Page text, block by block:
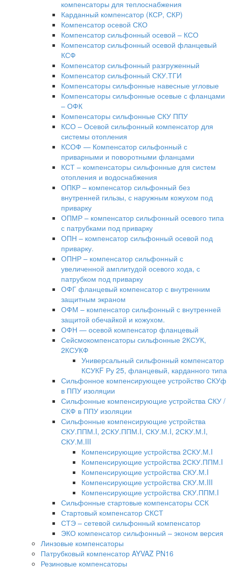
компенсаторы для теплоснабжения
Карданный компенсатор (КСР, СКР)
Компенсатор осевой СКО
Компенсатор сильфонный осевой – КСО
Компенсатор сильфонный осевой фланцевый
КСФ
Компенсатор сильфонный разгруженный
Компенсатор сильфонный СКУ.ТГИ
Компенсаторы сильфонные навесные угловые
Компенсаторы сильфонные осевые с фланцами
– ОФК
Компенсаторы сильфонные СКУ ППУ
КСО – Осевой сильфонный компенсатор для
системы отопления
КСОФ — Компенсатор сильфонный с
приварными и поворотными фланцами
КСТ – компенсаторы сильфонные для систем
отопления и водоснабжения
ОПКР – компенсатор сильфонный без
внутренней гильзы, с наружным кожухом под
приварку
ОПМР – компенсатор сильфонный осевого типа
с патрубками под приварку
ОПН – компенсатор сильфонный осевой под
приварку.
ОПНР – компенсатор сильфонный с
увеличенной амплитудой осевого хода, с
патрубком под приварку
ОФГ фланцевый компенсатор с внутренним
защитным экраном
ОФМ – компенсатор сильфонный с внутренней
защитой обечайкой и кожухом.
ОФН — осевой компенсатор фланцевый
Сейсмокомпенсаторы сильфонные 2КСУК,
2КСУКФ
Универсальный сильфонный компенсатор
КСУКF Ру 25, фланцевый, карданного типа
Сильфонное компенсирующее устройство СКУф
в ППУ изоляции
Сильфонные компенсирующие устройства СКУ /
СКФ в ППУ изоляции
Сильфонные компенсирующие устройства
СКУ.ППМ.I, 2СКУ.ППМ.I, СКУ.М.I, 2СКУ.М.I,
СКУ.М.III
Компенсирующие устройства 2СКУ.М.I
Компенсирующие устройства 2СКУ.ППМ.I
Компенсирующие устройства СКУ.М.I
Компенсирующие устройства СКУ.М.III
Компенсирующие устройства СКУ.ППМ.I
Сильфонные стартовые компенсаторы ССК
Стартовый компенсатор СКСТ
СТЭ – сетевой сильфонный компенсатор
ЭКО компенсатор сильфонный – эконом версия
Линзовые компенсаторы
Патрубковый компенсатор AYVAZ PN16
Резиновые компенсаторы